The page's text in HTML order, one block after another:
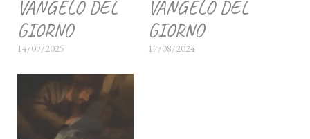
VANGELO DEL
GIORNO
14/09/2025
VANGELO DEL
GIORNO
17/08/2024